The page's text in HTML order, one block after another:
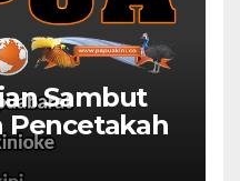
Sambut
Pencetakah
di Papua